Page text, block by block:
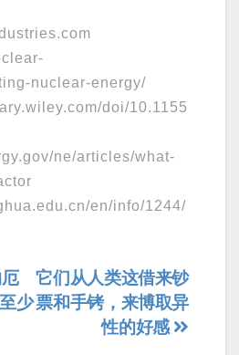
nuclear-energy/
doi/10.1155
ne/articles/what-
en/info/1244/
它们从人类这借来钞
票和手铐，来博取异
性的好感
少